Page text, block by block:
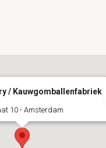
/ Kauwgomballenfabriek
10 - Amsterdam